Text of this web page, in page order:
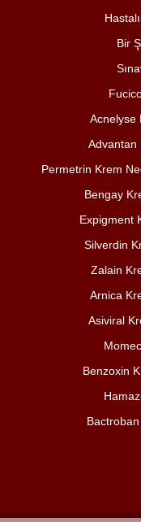
Bir
Acnelyse
Advantan
Permetrin Krem
Bengay
Expigment
Silverdin
Zalain
Arnica
Asiviral
Benzoxin